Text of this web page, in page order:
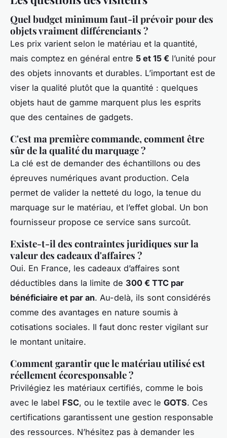
Quel budget minimum faut-il prévoir pour des
objets vraiment différenciants ?
Les prix varient selon le matériau et la quantité,
mais comptez en général entre 5 et 15 € l’unité pour
des objets innovants et durables. L’important est de
viser la qualité plutôt que la quantité : quelques
objets haut de gamme marquent plus les esprits
que des centaines de gadgets.
C'est ma première commande, comment être
sûr de la qualité du marquage ?
La clé est de demander des échantillons ou des
épreuves numériques avant production. Cela
permet de valider la netteté du logo, la tenue du
marquage sur le matériau, et l’effet global. Un bon
fournisseur propose ce service sans surcoût.
Existe-t-il des contraintes juridiques sur la
valeur des cadeaux d'affaires ?
Oui. En France, les cadeaux d’affaires sont
déductibles dans la limite de 300 € TTC par
bénéficiaire et par an. Au-delà, ils sont considérés
comme des avantages en nature soumis à
cotisations sociales. Il faut donc rester vigilant sur
le montant unitaire.
Comment garantir que le matériau utilisé est
réellement écoresponsable ?
Privilégiez les matériaux certifiés, comme le bois
avec le label FSC, ou le textile avec le GOTS. Ces
certifications garantissent une gestion responsable
des ressources. N’hésitez pas à demander les